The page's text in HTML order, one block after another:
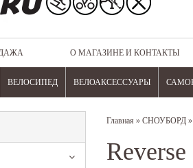
О МАГАЗИНЕ И КОНТАКТЫ
ВЕЛОСИПЕД ВЕЛОАКСЕССУАРЫ
Главная » СНОУБОРД
Reverse